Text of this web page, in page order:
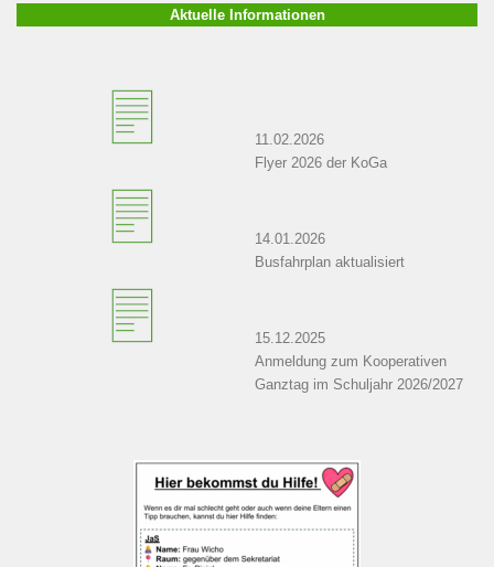
Aktuelle Informationen
11.02.2026
Flyer 2026 der KoGa
14.01.2026
Busfahrplan aktualisiert
15.12.2025
Anmeldung zum Kooperativen
Ganztag im Schuljahr 2026/2027